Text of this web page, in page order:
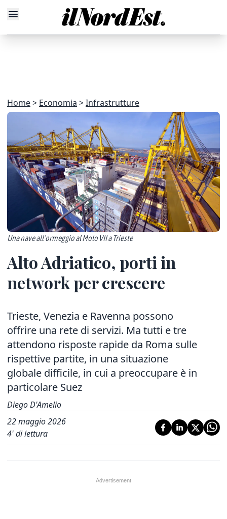
Home Economia Infrastrutture
Una nave all’ormeggio al Molo VII a Trieste
Alto Adriatico, porti in
network per crescere
Trieste, Venezia e Ravenna possono
offrire una rete di servizi. Ma tutti e tre
attendono risposte rapide da Roma sulle
rispettive partite, in una situazione
globale difficile, in cui a preoccupare è in
particolare Suez
Diego D'Amelio
22 maggio 2026
4' di lettura